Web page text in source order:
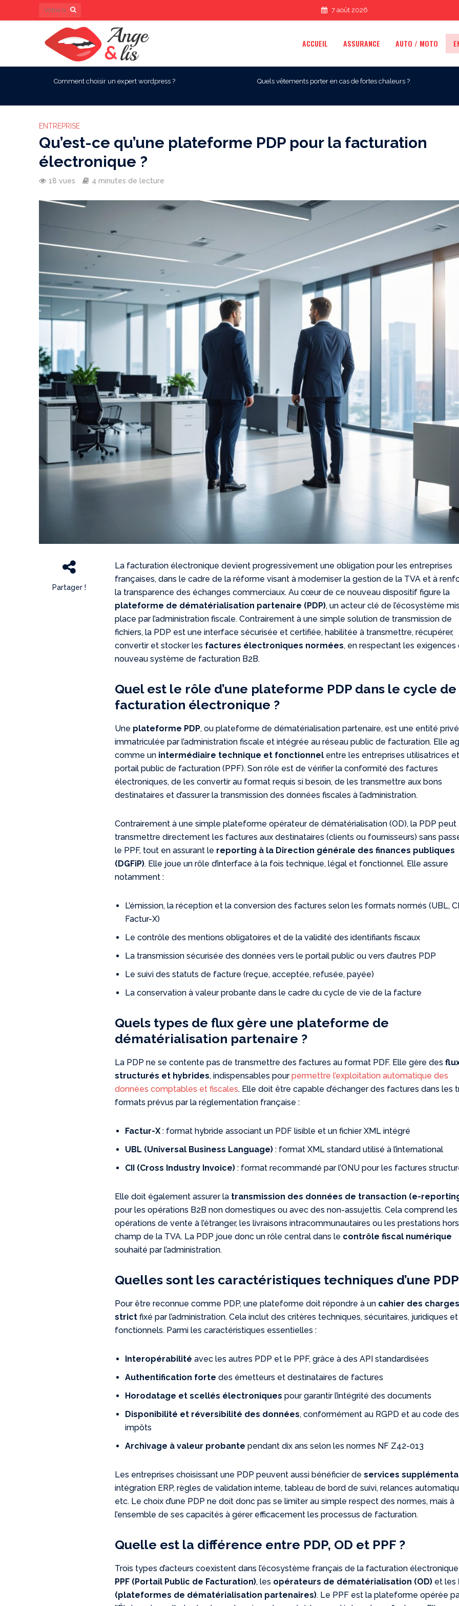
7 août 2026
ACCUEIL ASSURANCE AUTO / MOTO
Comment choisir un expert wordpress ? Quels vêtements porter en cas de fortes chaleurs ?
ENTREPRISE
Qu’est-ce qu’une plateforme PDP pour la facturation
électronique ?
18 vues 4 minutes de lecture
Partager !
La facturation électronique devient progressivement une obligation pour les entreprises
françaises, dans le cadre de la réforme visant à moderniser la gestion de la TVA et à
la transparence des échanges commerciaux. Au cœur de ce nouveau dispositif figure la
plateforme de dématérialisation partenaire (PDP), un acteur clé de l’écosystème
place par l’administration fiscale. Contrairement à une simple solution de transmission de
fichiers, la PDP est une interface sécurisée et certifiée, habilitée à transmettre, récupérer,
convertir et stocker les factures électroniques normées, en respectant les exigences
nouveau système de facturation B2B.
Quel est le rôle d’une plateforme PDP dans le cycle
facturation électronique ?
Une plateforme PDP, ou plateforme de dématérialisation partenaire, est une entité
immatriculée par l’administration fiscale et intégrée au réseau public de facturation. Elle
comme un intermédiaire technique et fonctionnel entre les entreprises utilisatrices
portail public de facturation (PPF). Son rôle est de vérifier la conformité des factures
électroniques, de les convertir au format requis si besoin, de les transmettre aux bons
destinataires et d’assurer la transmission des données fiscales à l’administration.
Contrairement à une simple plateforme opérateur de dématérialisation (OD), la PDP peut
transmettre directement les factures aux destinataires (clients ou fournisseurs) sans
le PPF, tout en assurant le reporting à la Direction générale des finances publiques
(DGFiP). Elle joue un rôle d’interface à la fois technique, légal et fonctionnel. Elle assure
notamment :
L’émission, la réception et la conversion des factures selon les formats normés (UBL,
Factur-X)
Le contrôle des mentions obligatoires et de la validité des identifiants fiscaux
La transmission sécurisée des données vers le portail public ou vers d’autres PDP
Le suivi des statuts de facture (reçue, acceptée, refusée, payée)
La conservation à valeur probante dans le cadre du cycle de vie de la facture
Quels types de flux gère une plateforme de
dématérialisation partenaire ?
La PDP ne se contente pas de transmettre des factures au format PDF. Elle gère des
structurés et hybrides, indispensables pourpermettre l’exploitation automatique des
données comptables et fiscales. Elle doit être capable d’échanger des factures dans les
formats prévus par la réglementation française :
Factur-X: format hybride associant un PDF lisible et un fichier XML intégré
UBL (Universal Business Language) : format XML standard utilisé à l’international
CII (Cross Industry Invoice) : format recommandé par l’ONU pour les factures
Elle doit également assurer la transmission des données de transaction (e-
pour les opérations B2B non domestiques ou avec des non-assujettis. Cela comprend les
opérations de vente à l’étranger, les livraisons intracommunautaires ou les prestations
champ de la TVA. La PDP joue donc un rôle central dans le contrôle fiscal numérique
souhaité par l’administration.
Quelles sont les caractéristiques techniques d’une
Pour être reconnue comme PDP, une plateforme doit répondre à un cahier des charges
strict fixé par l’administration. Cela inclut des critères techniques, sécuritaires, juridiques et
fonctionnels. Parmi les caractéristiques essentielles :
Interopérabilité avec les autres PDP et le PPF, grâce à des API standardisées
Authentification forte des émetteurs et destinataires de factures
Horodatage et scellés électroniques pour garantir l’intégrité des documents
Disponibilité et réversibilité des données, conformément au RGPD et au code des
impôts
Archivage à valeur probante pendant dix ans selon les normes NF Z42-013
Les entreprises choisissant une PDP peuvent aussi bénéficier deservices
intégration ERP, règles de validation interne, tableau de bord de suivi, relances
etc. Le choix d’une PDP ne doit donc pas se limiter au simple respect des normes, mais à
l’ensemble de ses capacités à gérer efficacement les processus de facturation.
Quelle est la différence entre PDP, OD et PPF ?
Trois types d’acteurs coexistent dans l’écosystème français de la facturation électronique
PPF (Portail Public de Facturation), les opérateurs de dématérialisation (OD) et les
(plateformes de dématérialisation partenaires). Le PPF est la plateforme opérée